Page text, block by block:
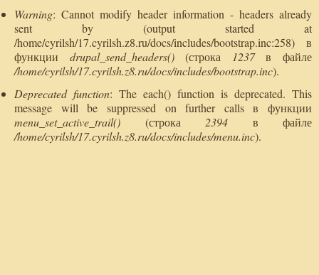
Warning: Cannot modify header information - headers already
sent by (output started at
/home/cyrilsh/17.cyrilsh.z8.ru/docs/includes/bootstrap.inc:258) в
функции drupal_send_headers()(строка 1237в файле
/home/cyrilsh/17.cyrilsh.z8.ru/docs/includes/bootstrap.inc).
Deprecated function: The each() function is deprecated. This
message will be suppressed on further calls в функции
menu_set_active_trail() (строка 2394 в файле
/home/cyrilsh/17.cyrilsh.z8.ru/docs/includes/menu.inc).